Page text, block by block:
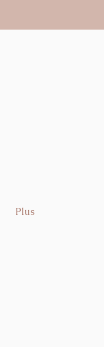
Plus